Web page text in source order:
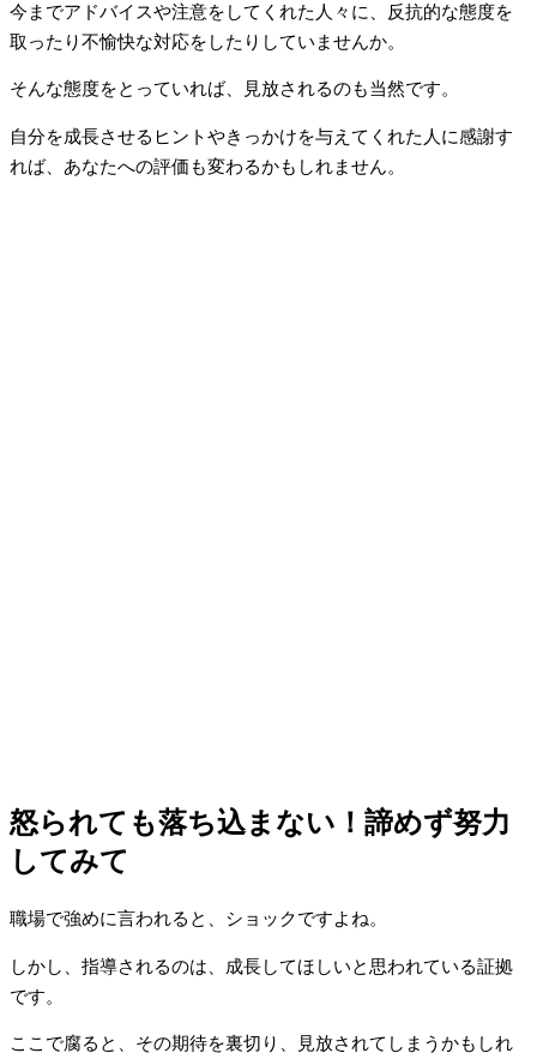
今までアドバイスや注意をしてくれた人々に、反抗的な態度を
取ったり不愉快な対応をしたりしていませんか。
そんな態度をとっていれば、見放されるのも当然です。
自分を成長させるヒントやきっかけを与えてくれた人に感謝す
れば、あなたへの評価も変わるかもしれません。
怒られても落ち込まない！諦めず努力
してみて
職場で強めに言われると、ショックですよね。
しかし、指導されるのは、成長してほしいと思われている証拠
です。
ここで腐ると、その期待を裏切り、見放されてしまうかもしれ